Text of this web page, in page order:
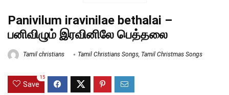
Panivilum iravinilae bethalai –
பனிவிழும் இரவினிலே பெத்தலை
Tamil christians Tamil Christians Songs, Tamil Christmas Songs
Save
15